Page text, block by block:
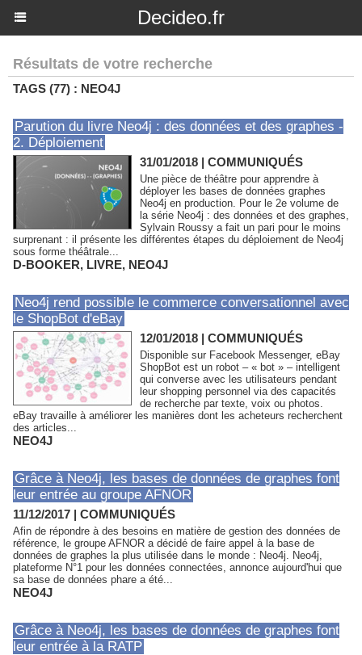
Decideo.fr
Résultats de votre recherche
TAGS (77) : NEO4J
Parution du livre Neo4j : des données et des graphes -
2. Déploiement
31/01/2018 | COMMUNIQUÉS
Une pièce de théâtre pour apprendre à
déployer les bases de données graphes
Neo4j en production. Pour le 2e volume de
la série Neo4j : des données et des graphes,
Sylvain Roussy a fait un pari pour le moins
surprenant : il présente les différentes étapes du déploiement de Neo4j
sous forme théâtrale...
D-BOOKER, LIVRE, NEO4J
Neo4j rend possible le commerce conversationnel avec
le ShopBot d'eBay
12/01/2018 | COMMUNIQUÉS
Disponible sur Facebook Messenger, eBay
ShopBot est un robot – « bot » – intelligent
qui converse avec les utilisateurs pendant
leur shopping personnel via des capacités
de recherche par texte, voix ou photos.
eBay travaille à améliorer les manières dont les acheteurs recherchent
des articles...
NEO4J
Grâce à Neo4j, les bases de données de graphes font
leur entrée au groupe AFNOR
11/12/2017 | COMMUNIQUÉS
Afin de répondre à des besoins en matière de gestion des données de
référence, le groupe AFNOR a décidé de faire appel à la base de
données de graphes la plus utilisée dans le monde : Neo4j. Neo4j,
plateforme N°1 pour les données connectées, annonce aujourd'hui que
sa base de données phare a été...
NEO4J
Grâce à Neo4j, les bases de données de graphes font
leur entrée à la RATP